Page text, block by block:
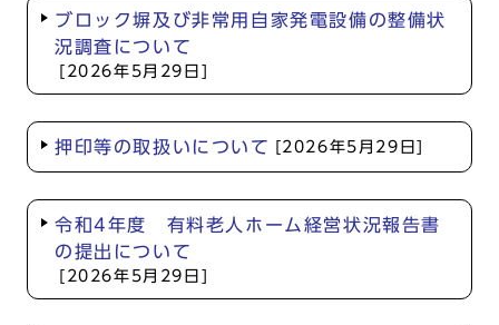
ブロック塀及び非常用自家発電設備の整備状
況調査について
[2026年5月29日]
押印等の取扱いについて [2026年5月29日]
令和4年度 有料老人ホーム経営状況報告書
の提出について
[2026年5月29日]